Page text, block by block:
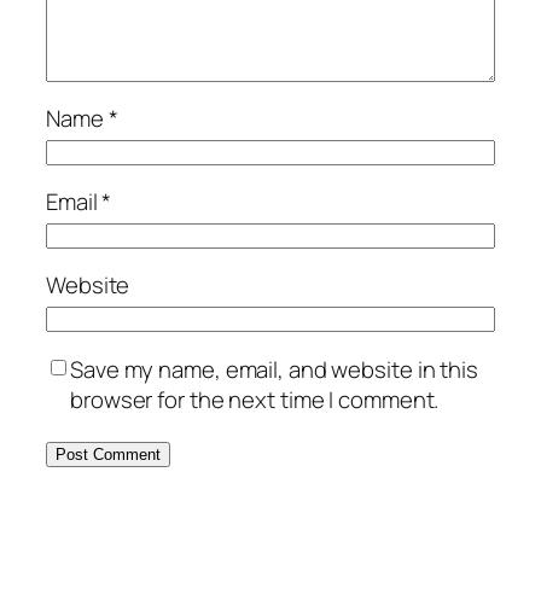
Name*
Email*
Website
Save my name, email, and website in this
browser for the next time I comment.